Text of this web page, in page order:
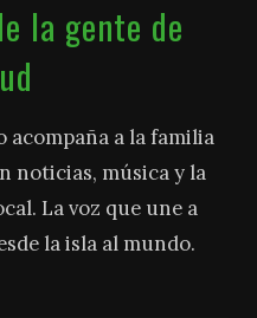
la gente de
acompaña a la familia
noticias, música y la
La voz que une a
la isla al mundo.